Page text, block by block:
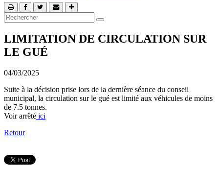
LIMITATION DE CIRCULATION SUR
LE GUÉ
04/03/2025
Suite à la décision prise lors de la dernière séance du conseil
municipal, la circulation sur le gué est limité aux véhicules de moins
de 7.5 tonnes.
Voir arrêté ici
Retour